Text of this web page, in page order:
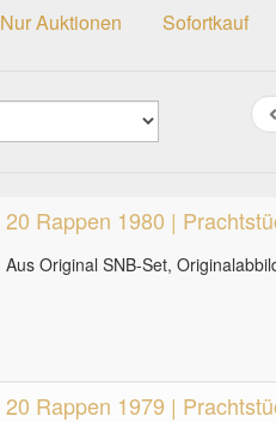
Nur Auktionen Sofortkauf
20 Rappen 1980 |
Aus Original SNB-Set,
20 Rappen 1979 |